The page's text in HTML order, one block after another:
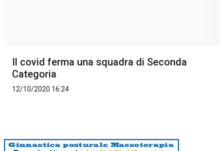
Il covid ferma una squadra di Seconda
Categoria
12/10/2020 16:24